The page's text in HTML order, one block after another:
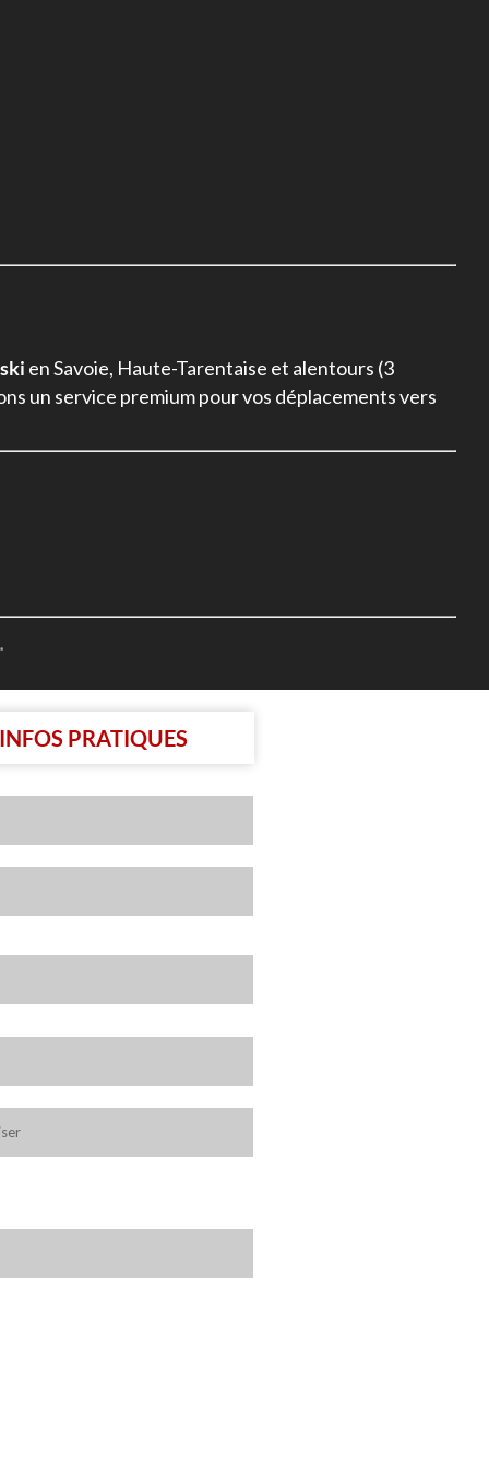
en Savoie, Haute-Tarentaise et alentours (3
un service premium pour vos déplacements vers
PRATIQUES